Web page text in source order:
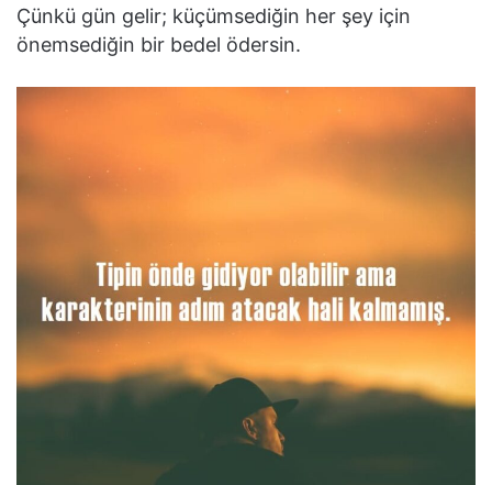
Çünkü gün gelir; küçümsediğin her şey için
önemsediğin bir bedel ödersin.